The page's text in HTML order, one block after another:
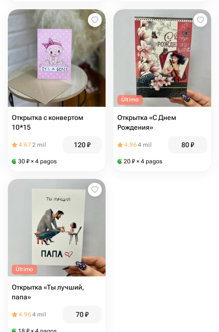
Открытка с конвертом
10*15
4.672 mil 120₽
30 ₽ × 4 pagos
Último
Открытка «С Днем
Рождения»
4.964 mil 80₽
20 ₽ × 4 pagos
Último
Открытка «Ты лучший,
папа»
4.964 mil 70₽